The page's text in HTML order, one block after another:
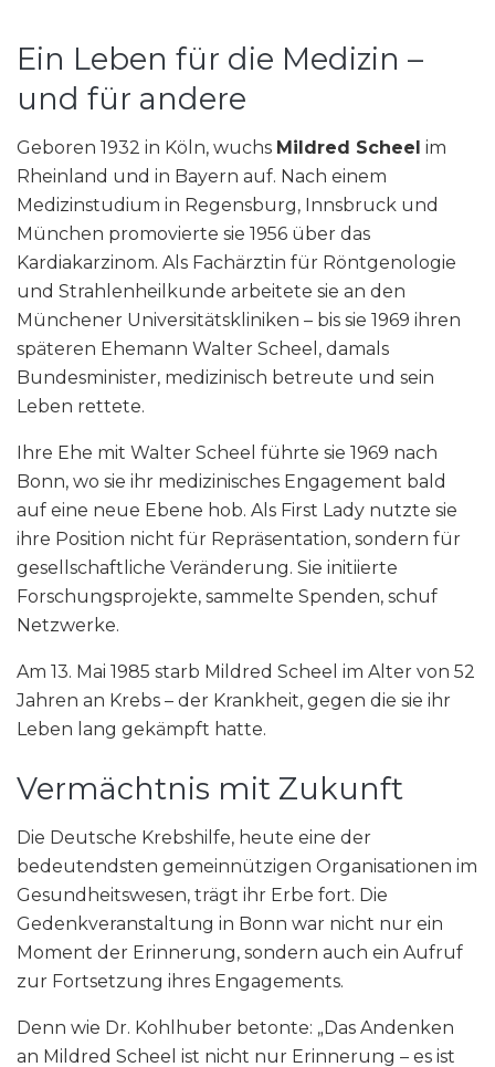
Ein Leben für die Medizin –
und für andere
Geboren 1932 in Köln, wuchs Mildred Scheel im
Rheinland und in Bayern auf. Nach einem
Medizinstudium in Regensburg, Innsbruck und
München promovierte sie 1956 über das
Kardiakarzinom. Als Fachärztin für Röntgenologie
und Strahlenheilkunde arbeitete sie an den
Münchener Universitätskliniken – bis sie 1969 ihren
späteren Ehemann Walter Scheel, damals
Bundesminister, medizinisch betreute und sein
Leben rettete.
Ihre Ehe mit Walter Scheel führte sie 1969 nach
Bonn, wo sie ihr medizinisches Engagement bald
auf eine neue Ebene hob. Als First Lady nutzte sie
ihre Position nicht für Repräsentation, sondern für
gesellschaftliche Veränderung. Sie initiierte
Forschungsprojekte, sammelte Spenden, schuf
Netzwerke.
Am 13. Mai 1985 starb Mildred Scheel im Alter von 52
Jahren an Krebs – der Krankheit, gegen die sie ihr
Leben lang gekämpft hatte.
Vermächtnis mit Zukunft
Die Deutsche Krebshilfe, heute eine der
bedeutendsten gemeinnützigen Organisationen im
Gesundheitswesen, trägt ihr Erbe fort. Die
Gedenkveranstaltung in Bonn war nicht nur ein
Moment der Erinnerung, sondern auch ein Aufruf
zur Fortsetzung ihres Engagements.
Denn wie Dr. Kohlhuber betonte: „Das Andenken
an Mildred Scheel ist nicht nur Erinnerung – es ist